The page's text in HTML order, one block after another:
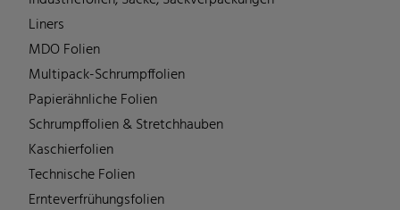
Liners
MDO Folien
Multipack-Schrumpffolien
Papierähnliche Folien
Schrumpffolien & Stretchhauben
Kaschierfolien
Technische Folien
Ernteverfrühungsfolien